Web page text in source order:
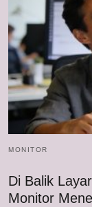
MONITOR
Di Balik
Monitor